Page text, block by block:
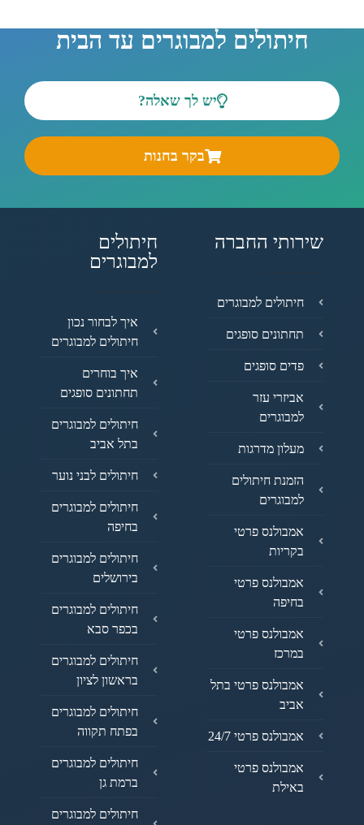
חיתולים למבוגרים עד הבית
יש לך שאלה?
בקר בחנות
שירותי החברה
חיתולים למבוגרים
תחתונים סופגים
פדים סופגים
אביזרי עזר
למבוגרים
מעלון מדרגות
הזמנת חיתולים
למבוגרים
אמבולנס פרטי
בקריות
אמבולנס פרטי
בחיפה
אמבולנס פרטי
במרכז
אמבולנס פרטי בתל
אביב
אמבולנס פרטי 24/7
אמבולנס פרטי
באילת
חיתולים
למבוגרים
איך לבחור נכון
חיתולים למבוגרים
איך בוחרים
תחתונים סופגים
חיתולים למבוגרים
בתל אביב
חיתולים לבני נוער
חיתולים למבוגרים
בחיפה
חיתולים למבוגרים
בירושלים
חיתולים למבוגרים
בכפר סבא
חיתולים למבוגרים
בראשון לציון
חיתולים למבוגרים
בפתח תקווה
חיתולים למבוגרים
ברמת גן
חיתולים למבוגרים